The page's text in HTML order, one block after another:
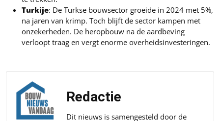
Turkije: De Turkse bouwsector groeide in 2024 met 5%,
na jaren van krimp. Toch blijft de sector kampen met
onzekerheden. De heropbouw na de aardbeving
verloopt traag en vergt enorme overheidsinvesteringen.
Redactie
Dit nieuws is samengesteld door de